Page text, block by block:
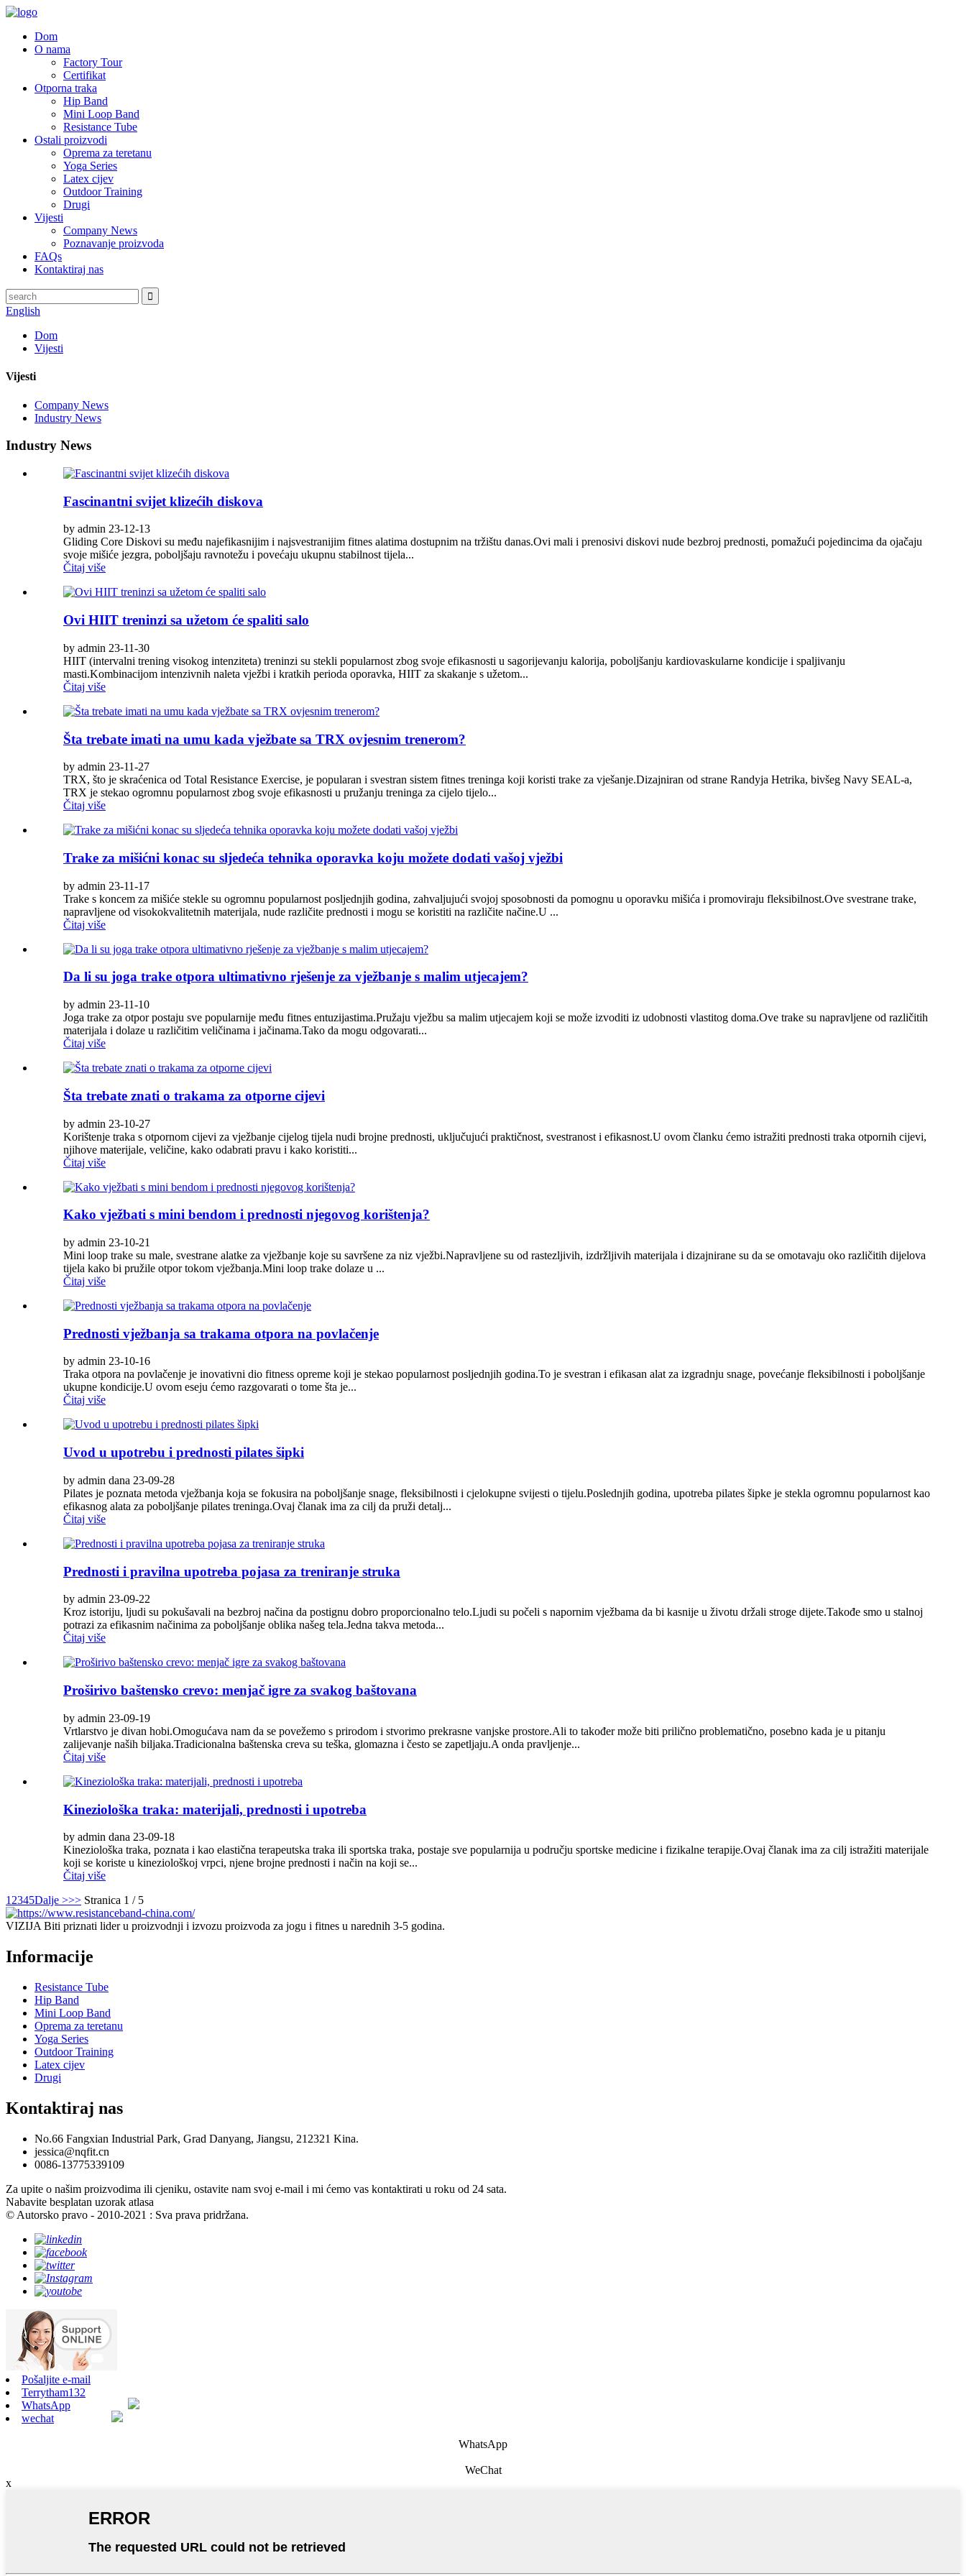
Dom
O nama
Factory Tour
Certifikat
Otporna traka
Hip Band
Mini Loop Band
Resistance Tube
Ostali proizvodi
Oprema za teretanu
Yoga Series
Latex cijev
Outdoor Training
Drugi
Vijesti
Company News
Poznavanje proizvoda
FAQs
Kontaktiraj nas
English
Dom
Vijesti
Vijesti
Company News
Industry News
Industry News
Fascinantni svijet klizećih diskova
by admin 23-12-13
Gliding Core Diskovi su među najefikasnijim i najsvestranijim fitnes alatima dostupnim na tržištu danas.Ovi mali i prenosivi diskovi nude bezbroj prednosti, pomažući pojedincima da ojačaju
svoje mišiće jezgra, poboljšaju ravnotežu i povećaju ukupnu stabilnost tijela...
Čitaj više
Ovi HIIT treninzi sa užetom će spaliti salo
by admin 23-11-30
HIIT (intervalni trening visokog intenziteta) treninzi su stekli popularnost zbog svoje efikasnosti u sagorijevanju kalorija, poboljšanju kardiovaskularne kondicije i spaljivanju
masti.Kombinacijom intenzivnih naleta vježbi i kratkih perioda oporavka, HIIT za skakanje s užetom...
Čitaj više
Šta trebate imati na umu kada vježbate sa TRX ovjesnim trenerom?
by admin 23-11-27
TRX, što je skraćenica od Total Resistance Exercise, je popularan i svestran sistem fitnes treninga koji koristi trake za vješanje.Dizajniran od strane Randyja Hetrika, bivšeg Navy SEAL-a,
TRX je stekao ogromnu popularnost zbog svoje efikasnosti u pružanju treninga za cijelo tijelo...
Čitaj više
Trake za mišićni konac su sljedeća tehnika oporavka koju možete dodati vašoj vježbi
by admin 23-11-17
Trake s koncem za mišiće stekle su ogromnu popularnost posljednjih godina, zahvaljujući svojoj sposobnosti da pomognu u oporavku mišića i promoviraju fleksibilnost.Ove svestrane trake,
napravljene od visokokvalitetnih materijala, nude različite prednosti i mogu se koristiti na različite načine.U ...
Čitaj više
Da li su joga trake otpora ultimativno rješenje za vježbanje s malim utjecajem?
by admin 23-11-10
Joga trake za otpor postaju sve popularnije među fitnes entuzijastima.Pružaju vježbu sa malim utjecajem koji se može izvoditi iz udobnosti vlastitog doma.Ove trake su napravljene od različitih
materijala i dolaze u različitim veličinama i jačinama.Tako da mogu odgovarati...
Čitaj više
Šta trebate znati o trakama za otporne cijevi
by admin 23-10-27
Korištenje traka s otpornom cijevi za vježbanje cijelog tijela nudi brojne prednosti, uključujući praktičnost, svestranost i efikasnost.U ovom članku ćemo istražiti prednosti traka otpornih cijevi,
njihove materijale, veličine, kako odabrati pravu i kako koristiti...
Čitaj više
Kako vježbati s mini bendom i prednosti njegovog korištenja?
by admin 23-10-21
Mini loop trake su male, svestrane alatke za vježbanje koje su savršene za niz vježbi.Napravljene su od rastezljivih, izdržljivih materijala i dizajnirane su da se omotavaju oko različitih dijelova
tijela kako bi pružile otpor tokom vježbanja.Mini loop trake dolaze u ...
Čitaj više
Prednosti vježbanja sa trakama otpora na povlačenje
by admin 23-10-16
Traka otpora na povlačenje je inovativni dio fitness opreme koji je stekao popularnost posljednjih godina.To je svestran i efikasan alat za izgradnju snage, povećanje fleksibilnosti i poboljšanje
ukupne kondicije.U ovom eseju ćemo razgovarati o tome šta je...
Čitaj više
Uvod u upotrebu i prednosti pilates šipki
by admin dana 23-09-28
Pilates je poznata metoda vježbanja koja se fokusira na poboljšanje snage, fleksibilnosti i cjelokupne svijesti o tijelu.Poslednjih godina, upotreba pilates šipke je stekla ogromnu popularnost kao
efikasnog alata za poboljšanje pilates treninga.Ovaj članak ima za cilj da pruži detalj...
Čitaj više
Prednosti i pravilna upotreba pojasa za treniranje struka
by admin 23-09-22
Kroz istoriju, ljudi su pokušavali na bezbroj načina da postignu dobro proporcionalno telo.Ljudi su počeli s napornim vježbama da bi kasnije u životu držali stroge dijete.Takođe smo u stalnoj
potrazi za efikasnim načinima za poboljšanje oblika našeg tela.Jedna takva metoda...
Čitaj više
Proširivo baštensko crevo: menjač igre za svakog baštovana
by admin 23-09-19
Vrtlarstvo je divan hobi.Omogućava nam da se povežemo s prirodom i stvorimo prekrasne vanjske prostore.Ali to također može biti prilično problematično, posebno kada je u pitanju
zalijevanje naših biljaka.Tradicionalna baštenska creva su teška, glomazna i često se zapetljaju.A onda pravljenje...
Čitaj više
Kineziološka traka: materijali, prednosti i upotreba
by admin dana 23-09-18
Kineziološka traka, poznata i kao elastična terapeutska traka ili sportska traka, postaje sve popularnija u području sportske medicine i fizikalne terapije.Ovaj članak ima za cilj istražiti materijale
koji se koriste u kineziološkoj vrpci, njene brojne prednosti i način na koji se...
Čitaj više
1 2345Dalje >>> Stranica 1 / 5
VIZIJA Biti priznati lider u proizvodnji i izvozu proizvoda za jogu i fitnes u narednih 3-5 godina.
Informacije
Resistance Tube
Hip Band
Mini Loop Band
Oprema za teretanu
Yoga Series
Outdoor Training
Latex cijev
Drugi
Kontaktiraj nas
No.66 Fangxian Industrial Park, Grad Danyang, Jiangsu, 212321 Kina.
jessica@nqfit.cn
0086-13775339109
Za upite o našim proizvodima ili cjeniku, ostavite nam svoj e-mail i mi ćemo vas kontaktirati u roku od 24 sata.
Nabavite besplatan uzorak atlasa
© Autorsko pravo - 2010-2021 : Sva prava pridržana.
Pošaljite e-mail
Terrytham132
WhatsApp
wechat
WhatsApp
WeChat
x